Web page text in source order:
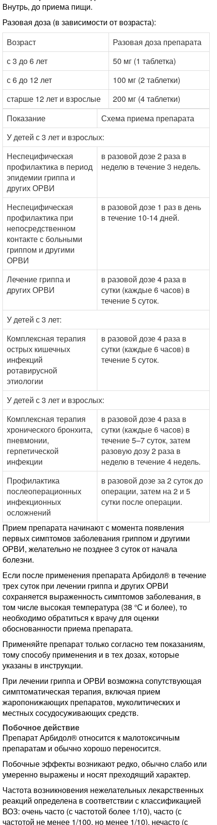
Внутрь, до приема пищи.
Разовая доза (в зависимости от возраста):
Возраст
Разовая доза препарата
с 3 до 6 лет
50 мг (1 таблетка)
с 6 до 12 лет
100 мг (2 таблетки)
старше 12 лет и взрослые
200 мг (4 таблетки)
Показание
Схема приема препарата
У детей с 3 лет и взрослых:
Неспецифическая
профилактика в период
эпидемии гриппа и
других ОРВИ
в разовой дозе 2 раза в
неделю в течение 3 недель.
Неспецифическая
профилактика при
непосредственном
контакте с больными
гриппом и другими
ОРВИ
в разовой дозе 1 раз в день
в течение 10-14 дней.
Лечение гриппа и
других ОРВИ
в разовой дозе 4 раза в
сутки (каждые 6 часов) в
течение 5 суток.
У детей с 3 лет:
Комплексная терапия
острых кишечных
инфекций
ротавирусной
этиологии
в разовой дозе 4 раза в
сутки (каждые 6 часов) в
течение 5 суток.
У детей с 3 лет и взрослых:
Комплексная терапия
хронического бронхита,
пневмонии,
герпетической
инфекции
в разовой дозе 4 раза в
сутки (каждые 6 часов) в
течение 5–7 суток, затем
разовую дозу 2 раза в
неделю в течение 4 недель.
Профилактика
послеоперационных
инфекционных
осложнений
в разовой дозе за 2 суток до
операции, затем на 2 и 5
сутки после операции.
Прием препарата начинают с момента появления
первых симптомов заболевания гриппом и другими
ОРВИ, желательно не позднее 3 суток от начала
болезни.
Если после применения препарата Арбидол® в течение
трех суток при лечении гриппа и других ОРВИ
сохраняется выраженность симптомов заболевания, в
том числе высокая температура (38 °С и более), то
необходимо обратиться к врачу для оценки
обоснованности приема препарата.
Применяйте препарат только согласно тем показаниям,
тому способу применения и в тех дозах, которые
указаны в инструкции.
При лечении гриппа и ОРВИ возможна сопутствующая
симптоматическая терапия, включая прием
жаропонижающих препаратов, муколитических и
местных сосудосуживающих средств.
Побочное действие
Препарат Арбидол® относится к малотоксичным
препаратам и обычно хорошо переносится.
Побочные эффекты возникают редко, обычно слабо или
умеренно выражены и носят преходящий характер.
Частота возникновения нежелательных лекарственных
реакций определена в соответствии с классификацией
ВОЗ: очень часто (с частотой более 1/10), часто (с
частотой не менее 1/100, но менее 1/10), нечасто (с